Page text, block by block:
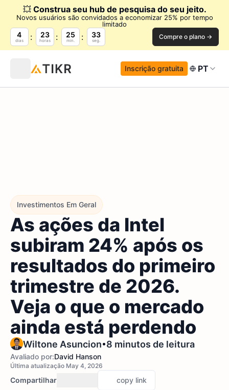
💥 Construa seu hub de pesquisa do seu jeito.
Novos usuários são convidados a economizar 25% por tempo
limitado
4
dias
23
horas
25
min.
32
seg. Compre o plano →
Inscrição gratuita PT
Investimentos Em Geral
As ações da Intel
subiram 24% após os
resultados do primeiro
trimestre de 2026.
Veja o que o mercado
ainda está perdendo
Wiltone Asuncion•8 minutos de leitura
Avaliado por:David Hanson
Última atualização May 4, 2026
Compartilhar copy link